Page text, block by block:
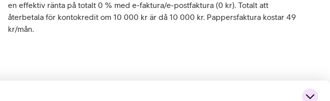
en effektiv ränta på totalt 0 % med e-faktura/e-postfaktura (0 kr). Totalt att
återbetala för kontokredit om 10 000 kr är då 10 000 kr. Pappersfaktura kostar 49
kr/mån.